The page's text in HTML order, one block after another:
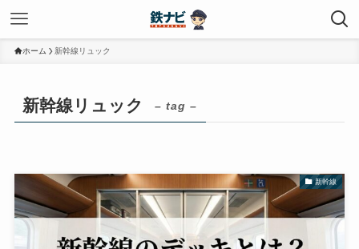
ホーム 新幹線リュック
新幹線リュック – tag –
新幹線